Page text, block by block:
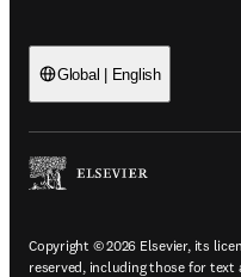
Global | English
Copyright © 2026 Elsevier, its
reserved, including those for text